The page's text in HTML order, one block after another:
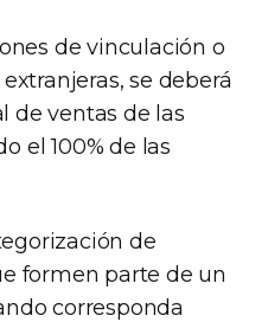
de vinculación o
se deberá
de ventas de las
el 100% de las
de
formen parte de un
corresponda